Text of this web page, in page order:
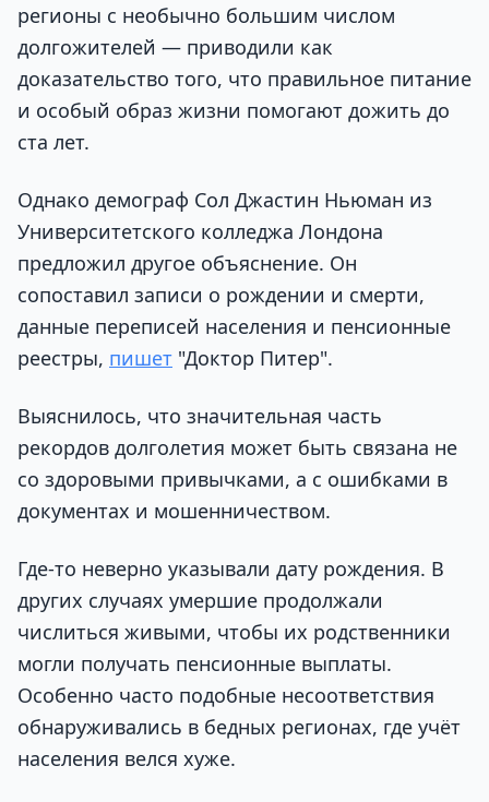
регионы с необычно большим числом
долгожителей — приводили как
доказательство того, что правильное питание
и особый образ жизни помогают дожить до
ста лет.
Однако демограф Сол Джастин Ньюман из
Университетского колледжа Лондона
предложил другое объяснение. Он
сопоставил записи о рождении и смерти,
данные переписей населения и пенсионные
реестры, пишет "Доктор Питер".
Выяснилось, что значительная часть
рекордов долголетия может быть связана не
со здоровыми привычками, а с ошибками в
документах и мошенничеством.
Где-то неверно указывали дату рождения. В
других случаях умершие продолжали
числиться живыми, чтобы их родственники
могли получать пенсионные выплаты.
Особенно часто подобные несоответствия
обнаруживались в бедных регионах, где учёт
населения велся хуже.